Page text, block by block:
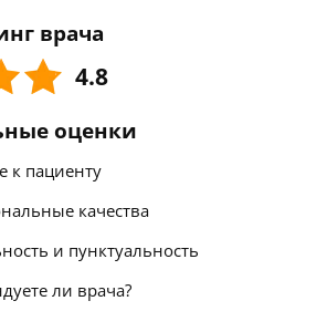
врача
4.8
оценки
к пациенту
качества
и пунктуальность
ли врача?